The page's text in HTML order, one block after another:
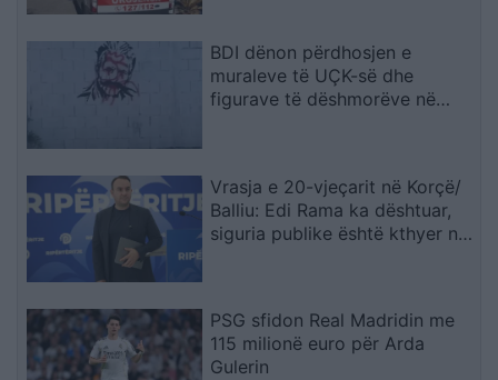
BDI dënon përdhosjen e
muraleve të UÇK-së dhe
figurave të dëshmorëve në
Vrasja e 20-vjeçarit në Korçë/
Balliu: Edi Rama ka dështuar,
siguria publike është kthyer në
PSG sfidon Real Madridin me
115 milionë euro për Arda
Gulerin